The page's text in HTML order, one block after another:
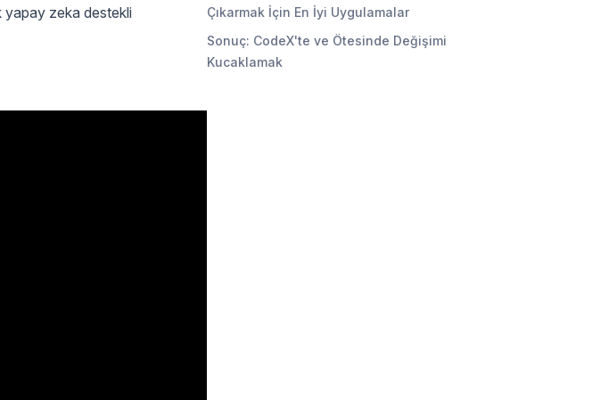
yapay zeka destekli
Çıkarmak İçin En İyi Uygulamalar
Sonuç: CodeX'te ve Ötesinde Değişimi
Kucaklamak